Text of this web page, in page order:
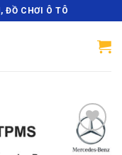
ĐỒ CHƠI Ô TÔ
Add